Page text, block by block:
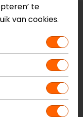
Niet op voorraad
Niet op voorraad
te
van cookies.